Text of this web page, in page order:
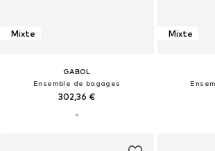
Mixte
GABOL
Ensemble de bagages
302,36 €
Mixte